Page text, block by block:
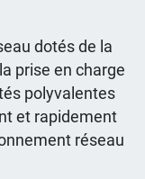
dotés de la
prise en charge
polyvalentes
et rapidement
réseau